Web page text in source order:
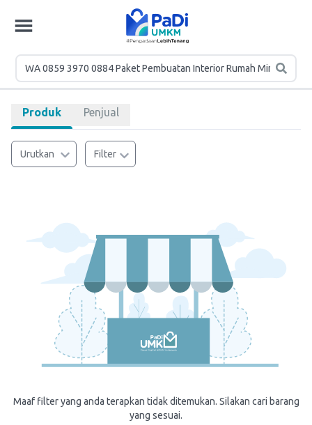
Produk Penjual
Urutkan Filter
Maaf filter yang anda terapkan tidak ditemukan. Silakan cari barang
yang sesuai.